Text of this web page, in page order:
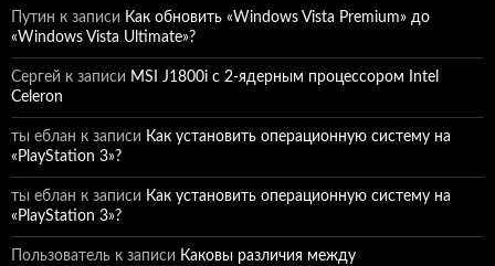
Путин к записи Как обновить «Windows Vista Premium» до
«Windows Vista Ultimate»?
Сергей к записи MSI J1800i с 2-ядерным процессором Intel
Celeron
ты еблан к записи Как установить операционную систему на
«PlayStation 3»?
ты еблан к записи Как установить операционную систему на
«PlayStation 3»?
Пользователь к записи Каковы различия между